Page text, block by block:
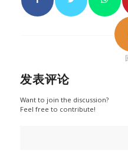
发表评论
Want to join the discussion?
Feel free to contribute!